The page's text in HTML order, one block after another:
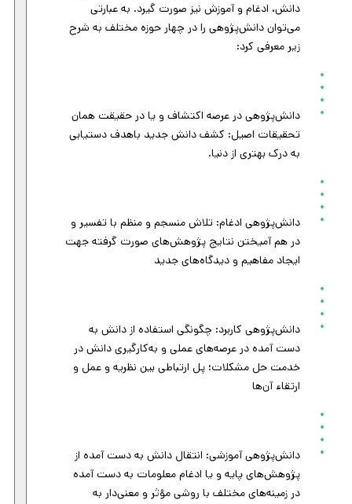
دانش، ادغام و آموزش نیز صورت گیرد. به عبارتی
می‌توان دانش‌پژوهی را در چهار حوزه مختلف به شرح
زیر معرفی کرد:
دانش‌پژوهی در عرصه اکتشاف و یا در حقیقت همان
تحقیقات اصیل: کشف دانش جدید باهدف دستیابی
به درک بهتری از دنیا.
دانش‌پژوهی ادغام: تلاش منسجم و منظم با تفسیر و
در هم آمیختن نتایج پژوهش‌های صورت گرفته جهت
ایجاد مفاهیم و دیدگاه‌های جدید
دانش‌پژوهی کاربرد: چگونگی استفاده از دانش به
دست آمده در عرصه‌های عملی و به‌کارگیری دانش در
خدمت حل مشکلات؛ پل ارتباطی بین نظریه و عمل و
ارتقاء آن‌ها
دانش‌پژوهی آموزشی: انتقال دانش به دست آمده از
پژوهش‌های پایه و یا ادغام معلومات به دست آمده
در زمینه‌های مختلف با روشی مؤثر و معنی‌دار به